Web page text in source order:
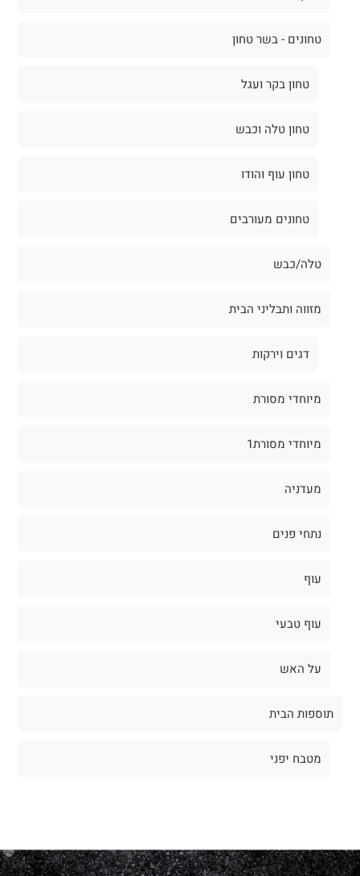
טחונים - בשר טחון
טחון בקר ועגל
טחון טלה וכבש
טחון עוף והודו
טחונים מעורבים
טלה/כבש
מזווה ותבליני הבית
דגים וירקות
מיוחדי מסורת
מיוחדי מסורת1
מעדניה
נתחי פנים
עוף
עוף טבעי
על האש
תוספות הבית
מטבח יפני